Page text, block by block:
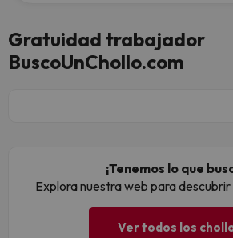
Gratuidad trabajador
BuscoUnChollo.com
¡Tenemos lo que
Explora nuestra web para descubrir
Ver todos los